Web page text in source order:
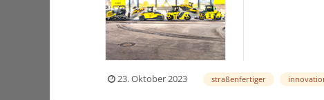
23. Oktober 2023 straßenfertiger